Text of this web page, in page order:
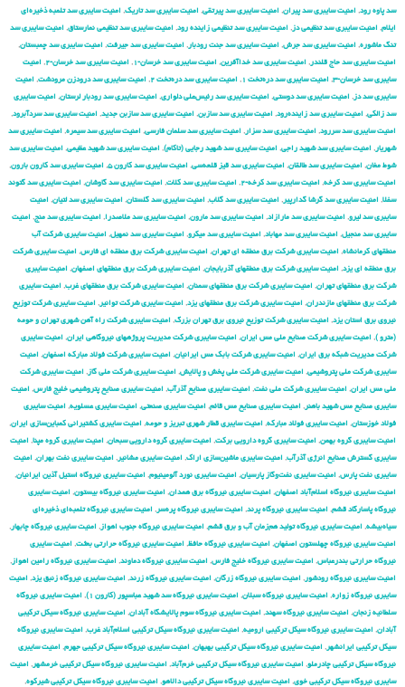
سد پاوه رود, امنیت سایبری سد پیران, امنیت سایبری سد پیرتقی, امنیت سایبری سد تاریک, امنیت سایبری سد تلمبه ذخیره‌ای
ایلام, امنیت سایبری سد تنظیمی دز , امنیت سایبری سد تنظیمی زاینده رود, امنیت سایبری سد تنظیمی نمارستاق, امنیت سایبری سد
تنگ ماشوره, امنیت سایبری سد جرش, امنیت سایبری سد جنت رودبار , امنیت سایبری سد جیرفت, امنیت سایبری سد چمبستان,
امنیت سایبری سد حاج قلندر , امنیت سایبری سد خداآفرین, امنیت سایبری سد خرسان-۱ , امنیت سایبری سد خرسان-۲ , امنیت
سایبری سد خرسان-۳ , امنیت سایبری سد دره‌تخت ۱ , امنیت سایبری سد دره‌تخت ۲ , امنیت سایبری سد درودزن مرودشت, امنیت
سایبری سد دز , امنیت سایبری سد دوستی, امنیت سایبری سد رئیس‌علی دلواری, امنیت سایبری سد رودبار لرستان, امنیت سایبری
سد زالکی, امنیت سایبری سد زاینده‌رود, امنیت سایبری سد سازبن, امنیت سایبری سد سازبن جدید, امنیت سایبری سد سردآبرود,
امنیت سایبری سد سررود, امنیت سایبری سد سزار , امنیت سایبری سد سلمان فارسی, امنیت سایبری سد سیمره, امنیت سایبری سد
شهریار , امنیت سایبری سد شهید راجی, امنیت سایبری سد شهید رجایی (تاکام), امنیت سایبری سد شهید عظیمی, امنیت سایبری سد
شوط مغان, امنیت سایبری سد طالقان, امنیت سایبری سد قیز قلعه‌سی, امنیت سایبری سد کارون ۵ , امنیت سایبری سد کارون بارون,
امنیت سایبری سد کرخه, امنیت سایبری سد کرخه-۲ , امنیت سایبری سد کلات, امنیت سایبری سد گاوشان, امنیت سایبری سد گتوند
سفلا, امنیت سایبری سد گرشا گدارپیر , امنیت سایبری سد گلاب, امنیت سایبری سد گلستان, امنیت سایبری سد لتیان, امنیت
سایبری سد لیرو, امنیت سایبری سد مارازاد, امنیت سایبری سد مارون, امنیت سایبری سد ملاصدرا, امنیت سایبری سد منج, امنیت
سایبری سد منجیل, امنیت سایبری سد مهاباد, امنیت سایبری سد میکرو, امنیت سایبری سد نمهیل, امنیت سایبری شركت آب
منطقهای كرمانشاه, امنیت سایبری شركت برق منطقه ای تهران, امنیت سایبری شركت برق منطقه ای فارس, امنیت سایبری شركت
برق منطقه ای یزد, امنیت سایبری شركت برق منطقهای آذربایجان, امنیت سایبری شركت برق منطقهای اصفهان, امنیت سایبری
شركت برق منطقهای تهران, امنیت سایبری شركت برق منطقهای سمنان, امنیت سایبری شركت برق منطقهای غرب, امنیت سایبری
شركت برق منطقهای مازندران, امنیت سایبری شركت برق منطقهای یزد, امنیت سایبری شركت توانیر , امنیت سایبری شركت توزیع
نیروی برق استان یزد, امنیت سایبری شركت توزیع نیروی برق تهران بزرگ, امنیت سایبری شركت راه آهن شهری تهران و حومه
(مترو ), امنیت سایبری شركت صنایع ملی مس ایران, امنیت سایبری شركت مدیریت پروژههای نیروگاهی ایران, امنیت سایبری
شركت مدیریت شبكه برق ایران, امنیت سایبری شرکت بابک مس ایرانیان, امنیت سایبری شرکت فولاد مبارکه اصفهان, امنیت
سایبری شرکت ملی پتروشیمی, امنیت سایبری شرکت ملی پخش و پالایش, امنیت سایبری شرکت ملی گاز , امنیت سایبری شرکت
ملی مس ایران, امنیت سایبری شرکت ملی نفت, امنیت سایبری صنایع آذرآب, امنیت سایبری صنایع پتروشیمی خلیج فارس, امنیت
سایبری صنایع مس شهید باهنر , امنیت سایبری صنایع مس قائم, امنیت سایبری صنعتی, امنیت سایبری عسلویه, امنیت سایبری
فولاد خوزستان, امنیت سایبری فولاد مبارکه, امنیت سایبری قطار شهری تبریز و حومه, امنیت سایبری کشتیرانی کمباین‌سازی ایران,
امنیت سایبری گروه بهمن, امنیت سایبری گروه دارویی برکت, امنیت سایبری گروه دارویی سبحان, امنیت سایبری گروه مپنا, امنیت
سایبری گسترش صنایع انرژی آذرآب, امنیت سایبری ماشین‌سازی اراک, امنیت سایبری مشانیر , امنیت سایبری نفت بهران, امنیت
سایبری نفت پارس, امنیت سایبری نفت‌وگاز پارسیان, امنیت سایبری نورد آلومینیوم, امنیت سایبری نیروگاه استیل آذین ایرانیان,
امنیت سایبری نیروگاه اسلام‌آباد اصفهان, امنیت سایبری نیروگاه برق همدان, امنیت سایبری نیروگاه بیستون, امنیت سایبری
نیروگاه پاسارگاد قشم, امنیت سایبری نیروگاه پرند, امنیت سایبری نیروگاه پره‌سر , امنیت سایبری نیروگاه تلمبه‌ای ذخیره‌ای
سیاه‌بیشه, امنیت سایبری نیروگاه تولید هم‌زمان آب و برق قشم, امنیت سایبری نیروگاه جنوب اهواز , امنیت سایبری نیروگاه چابهار ,
امنیت سایبری نیروگاه چهلستون اصفهان, امنیت سایبری نیروگاه حافظ, امنیت سایبری نیروگاه حرارتی بعثت, امنیت سایبری
نیروگاه حرارتی بندرعباس, امنیت سایبری نیروگاه خلیج فارس, امنیت سایبری نیروگاه دماوند, امنیت سایبری نیروگاه رامین اهواز ,
امنیت سایبری نیروگاه رودشور , امنیت سایبری نیروگاه زرگان, امنیت سایبری نیروگاه زرند, امنیت سایبری نیروگاه زنبق یزد, امنیت
سایبری نیروگاه زواره, امنیت سایبری نیروگاه سبلان, امنیت سایبری نیروگاه سد شهید عباسپور (کارون ۱) , امنیت سایبری نیروگاه
سلطانیه زنجان, امنیت سایبری نیروگاه سهند, امنیت سایبری نیروگاه سوم پالایشگاه آبادان, امنیت سایبری نیروگاه سیکل ترکیبی
آبادان, امنیت سایبری نیروگاه سیکل ترکیبی ارومیه, امنیت سایبری نیروگاه سیکل ترکیبی اسلام‌آباد غرب, امنیت سایبری نیروگاه
سیکل ترکیبی ایرانشهر , امنیت سایبری نیروگاه سیکل ترکیبی بهبهان, امنیت سایبری نیروگاه سیکل ترکیبی جهرم, امنیت سایبری
نیروگاه سیکل ترکیبی چادرملو, امنیت سایبری نیروگاه سیکل ترکیبی خرم‌آباد, امنیت سایبری نیروگاه سیکل ترکیبی خرمشهر , امنیت
سایبری نیروگاه سیکل ترکیبی خوی, امنیت سایبری نیروگاه سیکل ترکیبی دالاهو, امنیت سایبری نیروگاه سیکل ترکیبی شیرکوه,